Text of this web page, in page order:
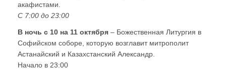
акафистами.
С 7:00 до 23:00
В ночь с 10 на 11 октября – Божественная Литургия в
Софийском соборе, которую возглавит митрополит
Астанайский и Казахстанский Александр.
Начало в 23:00